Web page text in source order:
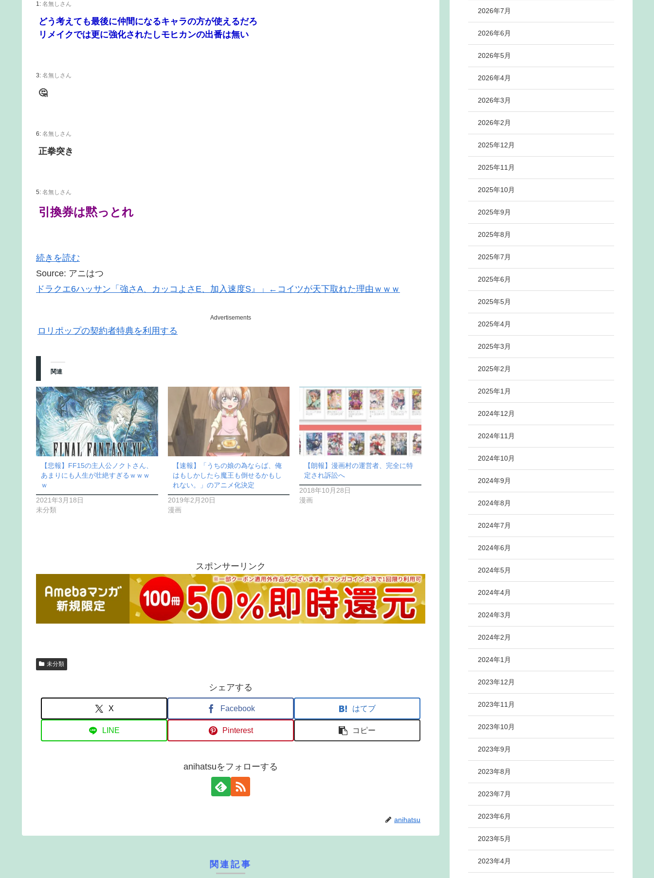
1: 名無しさん
どう考えても最後に仲間になるキャラの方が使えるだろ
リメイクでは更に強化されたしモヒカンの出番は無い
3: 名無しさん
🤔
6: 名無しさん
正拳突き
5: 名無しさん
引換券は黙っとれ
続きを読む
Source: アニはつ
ドラクエ6ハッサン「強さA、カッコよさE、加入速度S』」←コイツが天下取れた理由ｗｗｗ
Advertisements
ロリポップの契約者特典を利用する
関連
【悲報】FF15の主人公ノクトさん、
あまりにも人生が壮絶すぎるｗｗｗ
ｗ
2021年3月18日
未分類
【速報】「うちの娘の為ならば、俺
はもしかしたら魔王も倒せるかもし
れない。」のアニメ化決定
2019年2月20日
漫画
【朗報】漫画村の運営者、完全に特
定され訴訟へ
2018年10月28日
漫画
スポンサーリンク
未分類
シェアする
X Facebook はてブ
LINE Pinterest コピー
anihatsuをフォローする
anihatsu
関連記事
2026年7月
2026年6月
2026年5月
2026年4月
2026年3月
2026年2月
2025年12月
2025年11月
2025年10月
2025年9月
2025年8月
2025年7月
2025年6月
2025年5月
2025年4月
2025年3月
2025年2月
2025年1月
2024年12月
2024年11月
2024年10月
2024年9月
2024年8月
2024年7月
2024年6月
2024年5月
2024年4月
2024年3月
2024年2月
2024年1月
2023年12月
2023年11月
2023年10月
2023年9月
2023年8月
2023年7月
2023年6月
2023年5月
2023年4月